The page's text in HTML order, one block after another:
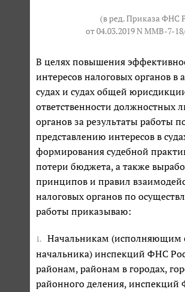
(в ред. Приказа ФНС
от 04.03.2019 N ММВ-7-
В целях повышения
интересов налоговых органов в
судах и судах общей
ответственности должностных
органов за результаты работы
представлению интересов в
формирования судебной
потери бюджета, а также
принципов и правил
налоговых органов по
работы приказываю:
1.
Начальникам (исполняющим
начальника) инспекций ФНС
районам, районам в городах,
районного деления, инспекций